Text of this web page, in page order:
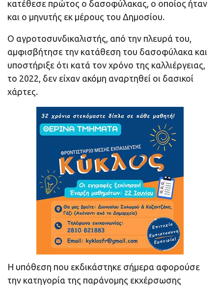
κατέθεσε πρώτος ο δασοφύλακας, ο οποίος ήταν
και ο μηνυτής εκ μέρους του Δημοσίου.
Ο αγροτοσυνδικαλιστής, από την πλευρά του,
αμφισβήτησε την κατάθεση του δασοφύλακα και
υποστήριξε ότι κατά τον χρόνο της καλλιέργειας,
το 2022, δεν είχαν ακόμη αναρτηθεί οι δασικοί
χάρτες.
Η υπόθεση που εκδικάστηκε σήμερα αφορούσε
την κατηγορία της παράνομης εκχέρσωσης